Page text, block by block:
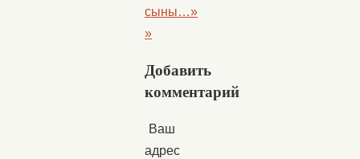
сыны…»
»
Добавить
комментарий
Ваш
адрес